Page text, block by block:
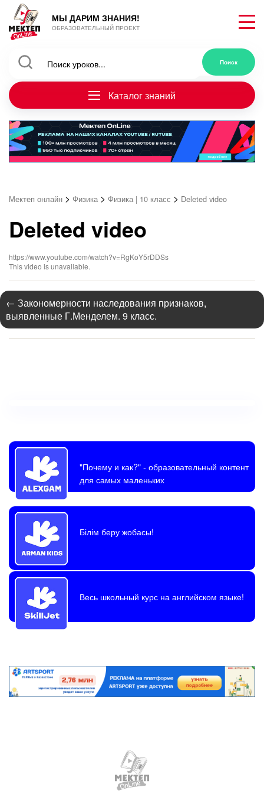
МЫ ДАРИМ ЗНАНИЯ!
ОБРАЗОВАТЕЛЬНЫЙ ПРОЕКТ
Каталог знаний
Мектеп онлайн > Физика > Физика | 10 класс > Deleted video
Deleted video
https://www.youtube.com/watch?v=RgKoY5rDDSs
This video is unavailable.
← Закономерности наследования признаков,
выявленные Г.Менделем. 9 класс.
"Почему и как?"- образовательный контент
для самых маленьких
Білім беру жобасы!
Весь школьный курс на английском языке!